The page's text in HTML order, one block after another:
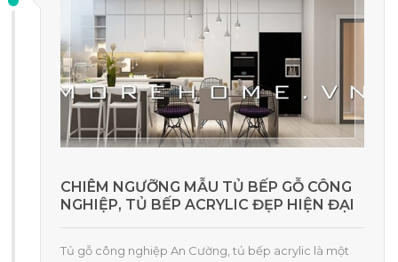
CHIÊM NGƯỠNG MẪU TỦ BẾP GỖ CÔNG
NGHIỆP, TỦ BẾP ACRYLIC ĐẸP HIỆN ĐẠI
Tủ gỗ công nghiệp An Cường, tủ bếp acrylic là một